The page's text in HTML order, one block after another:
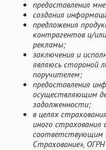
предоставления
создания
предложения
контрагентов и/
рекламы;
заключения и
являюсь стороной
поручителем;
предоставления
осуществляющим
задолженности;
в целях
иного страхования
соответствующим
Страхование»,